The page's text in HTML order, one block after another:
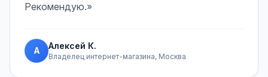
Рекомендую.»
А Алексей К.
Владелец интернет-магазина, Москва